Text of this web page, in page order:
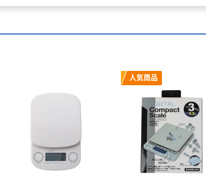
人気商品